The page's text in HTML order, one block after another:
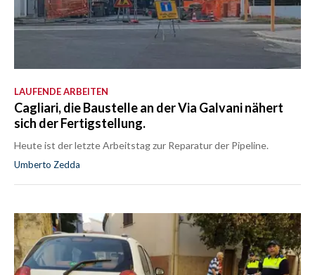
LAUFENDE ARBEITEN
Cagliari, die Baustelle an der Via Galvani nähert
sich der Fertigstellung.
Heute ist der letzte Arbeitstag zur Reparatur der Pipeline.
Umberto Zedda